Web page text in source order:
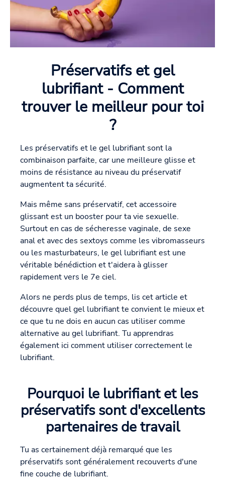
Préservatifs et gel
lubrifiant - Comment
trouver le meilleur pour toi
?
Les préservatifs et le gel lubrifiant sont la
combinaison parfaite, car une meilleure glisse et
moins de résistance au niveau du préservatif
augmentent ta sécurité.
Mais même sans préservatif, cet accessoire
glissant est un booster pour ta vie sexuelle.
Surtout en cas de sécheresse vaginale, de sexe
anal et avec des sextoys comme les vibromasseurs
ou les masturbateurs, le gel lubrifiant est une
véritable bénédiction et t'aidera à glisser
rapidement vers le 7e ciel.
Alors ne perds plus de temps, lis cet article et
découvre quel gel lubrifiant te convient le mieux et
ce que tu ne dois en aucun cas utiliser comme
alternative au gel lubrifiant. Tu apprendras
également ici comment utiliser correctement le
lubrifiant.
Pourquoi le lubrifiant et les
préservatifs sont d'excellents
partenaires de travail
Tu as certainement déjà remarqué que les
préservatifs sont généralement recouverts d'une
fine couche de lubrifiant.